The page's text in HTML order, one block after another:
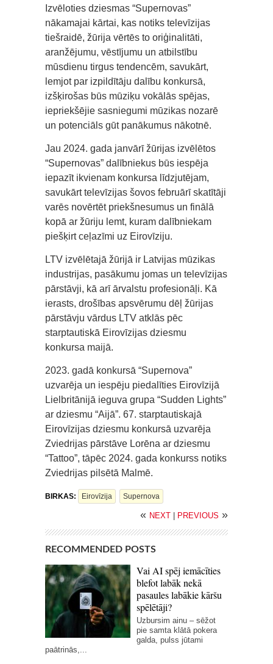
Izvēloties dziesmas “Supernovas”
nākamajai kārtai, kas notiks televīzijas
tiešraidē, žūrija vērtēs to oriģinalitāti,
aranžējumu, vēstījumu un atbilstību
mūsdienu tirgus tendencēm, savukārt,
lemjot par izpildītāju dalību konkursā,
izšķirošas būs mūziķu vokālās spējas,
iepriekšējie sasniegumi mūzikas nozarē
un potenciāls gūt panākumus nākotnē.
Jau 2024. gada janvārī žūrijas izvēlētos
“Supernovas” dalībniekus būs iespēja
iepazīt ikvienam konkursa līdzjutējam,
savukārt televīzijas šovos februārī skatītāji
varēs novērtēt priekšnesumus un finālā
kopā ar žūriju lemt, kuram dalībniekam
piešķirt ceļazīmi uz Eirovīziju.
LTV izvēlētajā žūrijā ir Latvijas mūzikas
industrijas, pasākumu jomas un televīzijas
pārstāvji, kā arī ārvalstu profesionāļi. Kā
ierasts, drošības apsvērumu dēļ žūrijas
pārstāvju vārdus LTV atklās pēc
starptautiskā Eirovīzijas dziesmu
konkursa maijā.
2023. gadā konkursā “Supernova”
uzvarēja un iespēju piedalīties Eirovīzijā
Lielbritānijā ieguva grupa “Sudden Lights”
ar dziesmu “Aijā”. 67. starptautiskajā
Eirovīzijas dziesmu konkursā uzvarēja
Zviedrijas pārstāve Lorēna ar dziesmu
“Tattoo”, tāpēc 2024. gada konkurss notiks
Zviedrijas pilsētā Malmē.
BIRKAS: Eirovīzija Supernova
« NEXT | PREVIOUS »
RECOMMENDED POSTS
Vai AI spēj iemācīties
blefot labāk nekā
pasaules labākie kāršu
spēlētāji?
Uzbursim ainu – sēžot
pie samta klātā pokera
galda, pulss jūtami
paātrinās,...